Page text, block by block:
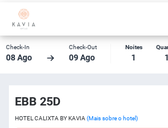
Check-In
08 Ago
Check-Out
09 Ago
Noites
1 1
EBB 25D
HOTEL CALIXTA BY KAVIA (Mais sobre o hotel)